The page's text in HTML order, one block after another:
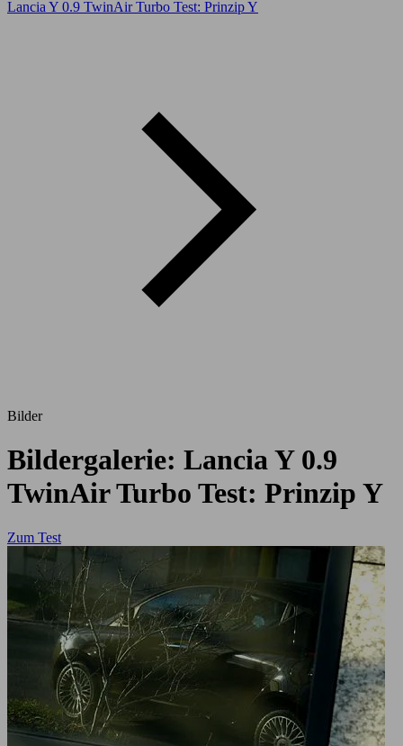
Lancia Y 0.9 TwinAir Turbo Test: Prinzip Y
Bilder
Bildergalerie: Lancia Y 0.9
TwinAir Turbo Test: Prinzip Y
Zum Test